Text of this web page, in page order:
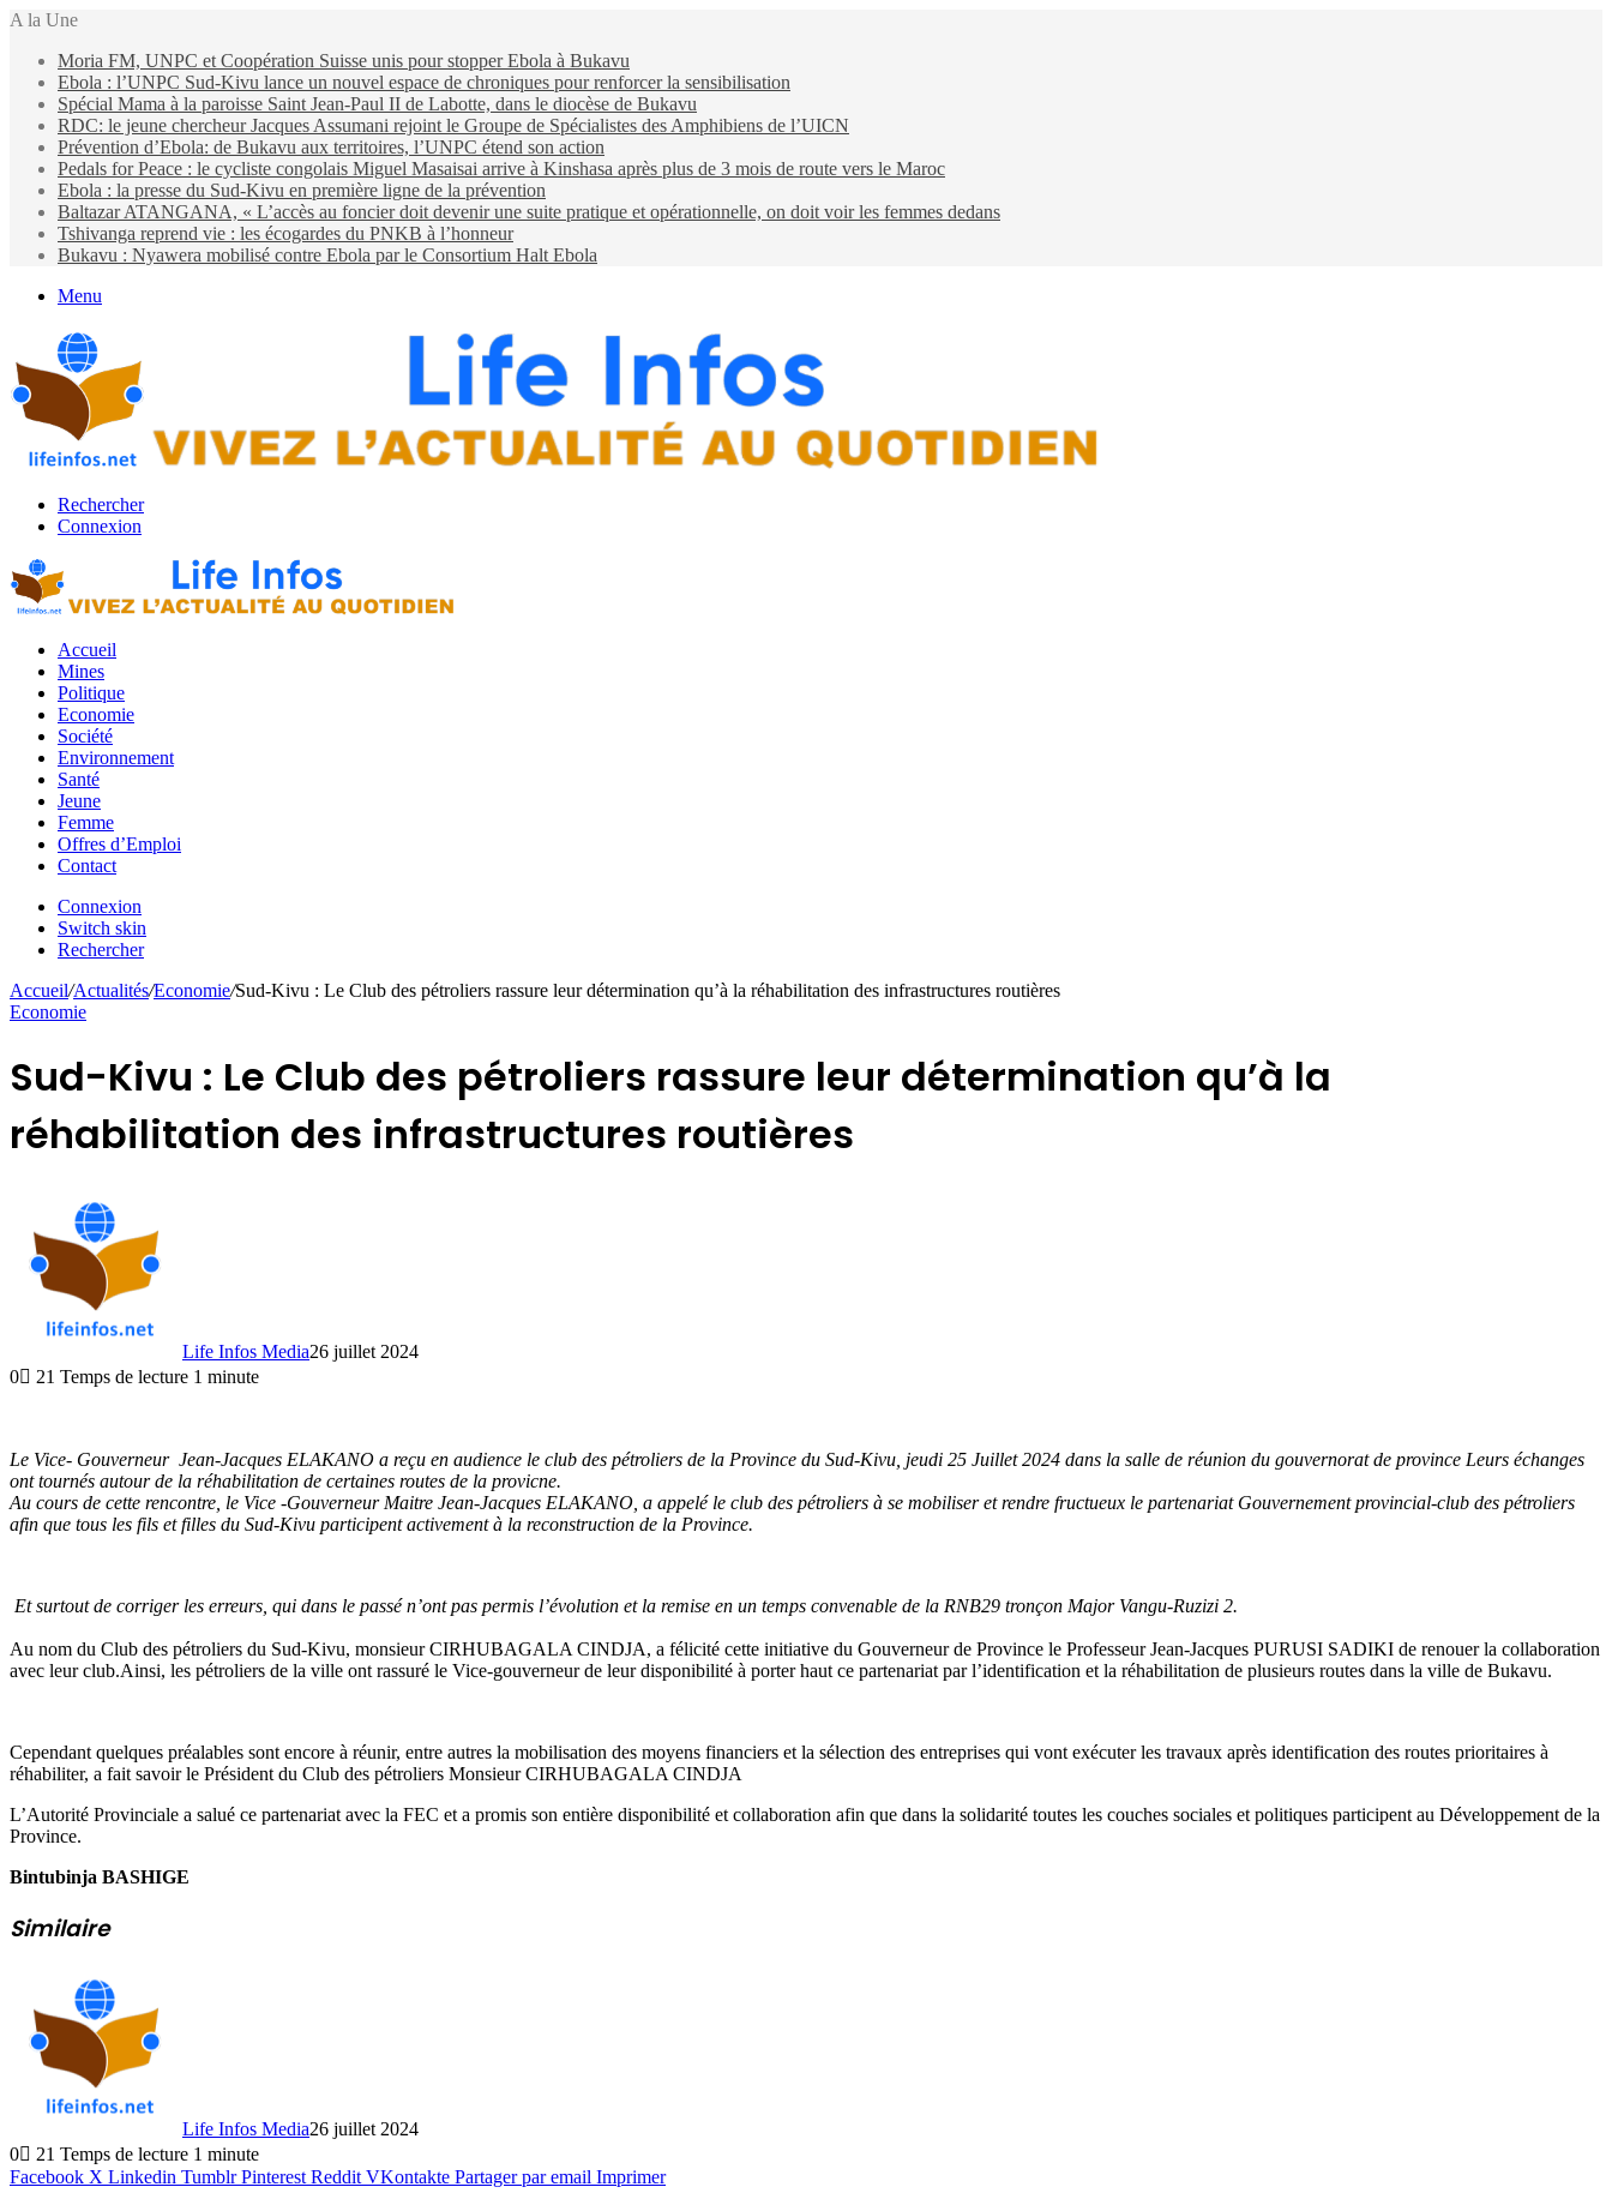
A la Une
Moria FM, UNPC et Coopération Suisse unis pour stopper Ebola à Bukavu
Ebola : l’UNPC Sud-Kivu lance un nouvel espace de chroniques pour renforcer la sensibilisation
Spécial Mama à la paroisse Saint Jean-Paul II de Labotte, dans le diocèse de Bukavu
RDC: le jeune chercheur Jacques Assumani rejoint le Groupe de Spécialistes des Amphibiens de l’UICN
Prévention d’Ebola: de Bukavu aux territoires, l’UNPC étend son action
Pedals for Peace : le cycliste congolais Miguel Masaisai arrive à Kinshasa après plus de 3 mois de route vers le Maroc
Ebola : la presse du Sud-Kivu en première ligne de la prévention
Baltazar ATANGANA, « L’accès au foncier doit devenir une suite pratique et opérationnelle, on doit voir les femmes dedans
Tshivanga reprend vie : les écogardes du PNKB à l’honneur
Bukavu : Nyawera mobilisé contre Ebola par le Consortium Halt Ebola
Menu
Rechercher
Connexion
Accueil
Mines
Politique
Economie
Société
Environnement
Santé
Jeune
Femme
Offres d’Emploi
Contact
Connexion
Switch skin
Rechercher
Accueil/Actualités/Economie/Sud-Kivu : Le Club des pétroliers rassure leur détermination qu’à la réhabilitation des infrastructures routières
Economie
Sud-Kivu : Le Club des pétroliers rassure leur détermination qu’à la
réhabilitation des infrastructures routières
Life Infos Media26 juillet 2024
0
21 Temps de lecture 1 minute
Le Vice- Gouverneur Jean-Jacques ELAKANO a reçu en audience le club des pétroliers de la Province du Sud-Kivu, jeudi 25 Juillet 2024 dans la salle de réunion du gouvernorat de province Leurs échanges
ont tournés autour de la réhabilitation de certaines routes de la provicne.
Au cours de cette rencontre, le Vice -Gouverneur Maitre Jean-Jacques ELAKANO, a appelé le club des pétroliers à se mobiliser et rendre fructueux le partenariat Gouvernement provincial-club des pétroliers
afin que tous les fils et filles du Sud-Kivu participent activement à la reconstruction de la Province.
Et surtout de corriger les erreurs, qui dans le passé n’ont pas permis l’évolution et la remise en un temps convenable de la RNB29 tronçon Major Vangu-Ruzizi 2.
Au nom du Club des pétroliers du Sud-Kivu, monsieur CIRHUBAGALA CINDJA, a félicité cette initiative du Gouverneur de Province le Professeur Jean-Jacques PURUSI SADIKI de renouer la collaboration
avec leur club.Ainsi, les pétroliers de la ville ont rassuré le Vice-gouverneur de leur disponibilité à porter haut ce partenariat par l’identification et la réhabilitation de plusieurs routes dans la ville de Bukavu.
Cependant quelques préalables sont encore à réunir, entre autres la mobilisation des moyens financiers et la sélection des entreprises qui vont exécuter les travaux après identification des routes prioritaires à
réhabiliter, a fait savoir le Président du Club des pétroliers Monsieur CIRHUBAGALA CINDJA
L’Autorité Provinciale a salué ce partenariat avec la FEC et a promis son entière disponibilité et collaboration afin que dans la solidarité toutes les couches sociales et politiques participent au Développement de la
Province.
Bintubinja BASHIGE
Similaire
Life Infos Media26 juillet 2024
0
21 Temps de lecture 1 minute
Facebook X Linkedin Tumblr Pinterest Reddit VKontakte Partager par email Imprimer